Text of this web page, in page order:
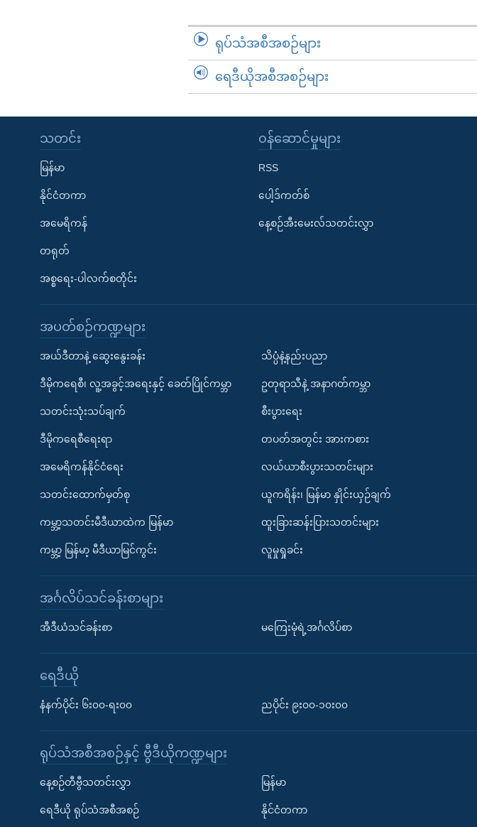
ရုပ်သံအစီအစဉ်များ
ရေဒီယိုအစီအစဉ်များ
သတင်း
မြန်မာ
နိုင်ငံတကာ
အမေရိကန်
တရုတ်
အစ္စရေး-ပါလက်စတိုင်း
၀န်ဆောင်မှုများ
RSS
ပေါ့ဒ်ကတ်စ်
နေ့စဉ်အီးမေးလ်သတင်းလွှာ
အပတ်စဉ်ကဏ္ဍများ
အယ်ဒီတာနဲ့ ဆွေးနွေးခန်း
ဒီမိုကရေစီ၊ လူ့အခွင့်အရေးနှင့် ခေတ်ပြိုင်ကမ္ဘာ
သတင်းသုံးသပ်ချက်
ဒီမိုကရေစီရေးရာ
အမေရိကန်နိုင်ငံရေး
သတင်းထောက်မှတ်စု
ကမ္ဘာ့သတင်းမီဒီယာထဲက မြန်မာ
ကမ္ဘာ့ မြန်မာ့ မီဒီယာမြင်ကွင်း
သိပ္ပံနဲ့နည်းပညာ
ဥတုရာသီနဲ့ အနာဂတ်ကမ္ဘာ
စီးပွားရေး
တပတ်အတွင်း အားကစား
လယ်ယာစီးပွားသတင်းများ
ယူကရိန်း၊ မြန်မာ နှိုင်းယှဉ်ချက်
ထူးခြားဆန်းပြားသတင်းများ
လူမှုရှုခင်း
အင်္ဂလိပ်သင်ခန်းစာများ
အီဒီယံသင်ခန်းစာ မကြေးမုံရဲ့အင်္ဂလိပ်စာ
ရေဒီယို
နံနက်ပိုင်း ၆း၀၀-ရး၀၀ ညပိုင်း ၉း၀၀-၁၀း၀၀
ရုပ်သံအစီအစဉ်နှင့် ဗွီဒီယိုကဏ္ဍများ
နေ့စဉ်တီဗွီသတင်းလွှာ
ရေဒီယို ရုပ်သံအစီအစဉ်
မြန်မာ
နိုင်ငံတကာ